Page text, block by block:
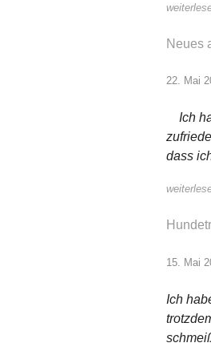
Neues
22. Mai
Ich
dass
15. Mai
Ich